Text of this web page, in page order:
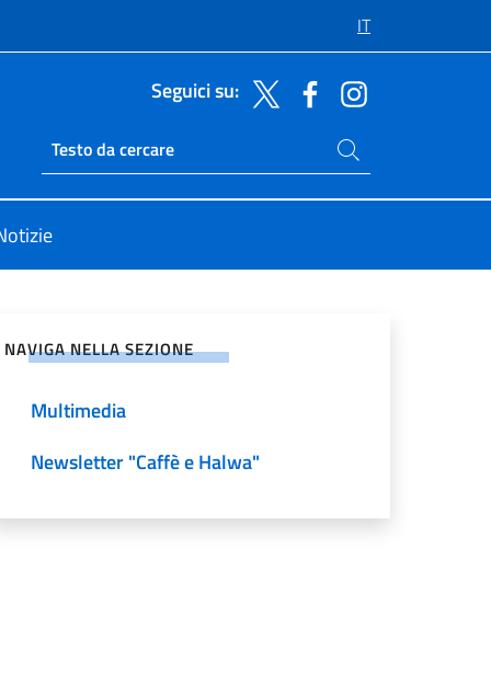
IT
Seguici su:
Ricerca sito live
Cerca nel sito
NAVIGA NELLA SEZIONE
Multimedia
Newsletter "Caffè e Halwa"